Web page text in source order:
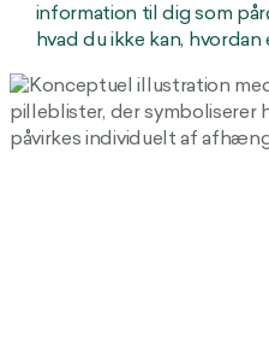
information til dig som
hvad du ikke kan, hvordan